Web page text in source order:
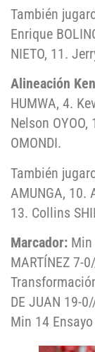
También
Enrique
NIETO, 11.
Alineación
HUMWA, 4.
Nelson
OMONDI.
También
AMUNGA, 10.
13. Collins
Marcador: Min
MARTÍNEZ 7-
DE JUAN 19-
Min 14